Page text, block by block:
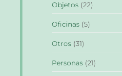
Objetos (22)
Oficinas (5)
Otros (31)
Personas (21)